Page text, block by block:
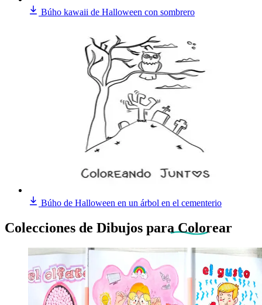
Búho kawaii de Halloween con sombrero
Búho de Halloween en un árbol en el cementerio
Colecciones de Dibujos para Colorear